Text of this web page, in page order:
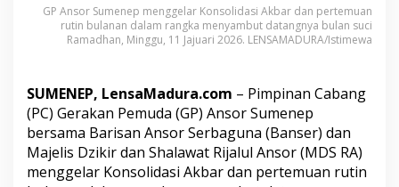
d
a
s
k
b
a
r
S
a
GP Ansor Sumenep menggelar Konsolidasi Akbar dan pertemuan
rutin bulanan dalam rangka menyambut datangnya bulan suci
Ramadhan, Minggu, 11 Jajuari 2026. LENSAMADURA/Istimewa
SUMENEP, LensaMadura.com – Pimpinan Cabang
(PC) Gerakan Pemuda (GP) Ansor Sumenep
bersama Barisan Ansor Serbaguna (Banser) dan
Majelis Dzikir dan Shalawat Rijalul Ansor (MDS RA)
menggelar Konsolidasi Akbar dan pertemuan rutin